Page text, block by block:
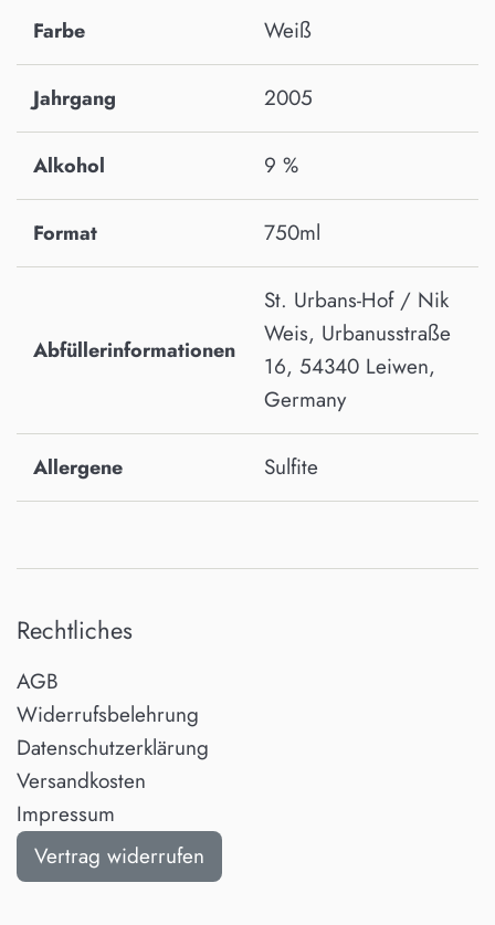
Farbe Weiß
Jahrgang 2005
Alkohol 9 %
Format 750ml
Abfüllerinformationen
St. Urbans-Hof / Nik
Weis, Urbanusstraße
16, 54340 Leiwen,
Germany
Allergene Sulfite
Rechtliches
AGB
Widerrufsbelehrung
Datenschutzerklärung
Versandkosten
Impressum
Vertrag widerrufen